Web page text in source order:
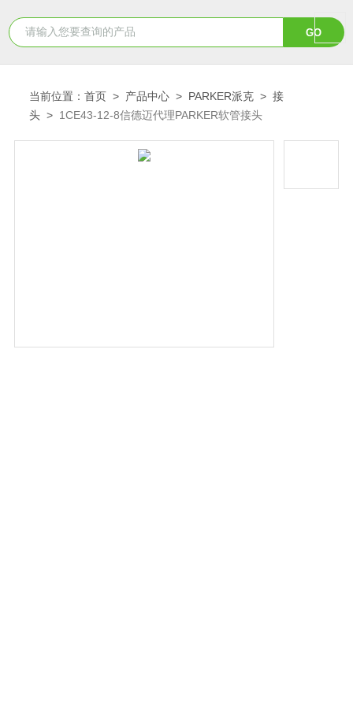
当前位置：首页 > 产品中心 > PARKER派克 >接
头 > 1CE43-12-8信德迈代理PARKER软管接头